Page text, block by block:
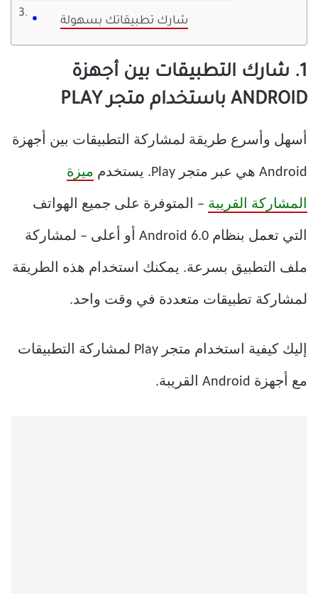
شارك تطبيقاتك بسهولة
1. شارك التطبيقات بين أجهزة
ANDROID باستخدام متجر PLAY
أسهل وأسرع طريقة لمشاركة التطبيقات بين أجهزة
Android هي عبر متجر Play. يستخدم ميزة
المشاركة القريبة – المتوفرة على جميع الهواتف
التي تعمل بنظام Android 6.0 أو أعلى – لمشاركة
ملف التطبيق بسرعة. يمكنك استخدام هذه الطريقة
لمشاركة تطبيقات متعددة في وقت واحد.
إليك كيفية استخدام متجر Play لمشاركة التطبيقات
مع أجهزة Android القريبة.